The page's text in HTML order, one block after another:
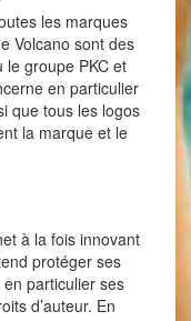
les marques
Volcano sont des
le groupe PKC et
en particulier
que tous les logos
la marque et le
à la fois innovant
protéger ses
particulier ses
d’auteur. En